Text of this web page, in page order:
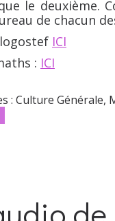
le deuxième.
de chacun
ICI
: ICI
:Culture Générale,